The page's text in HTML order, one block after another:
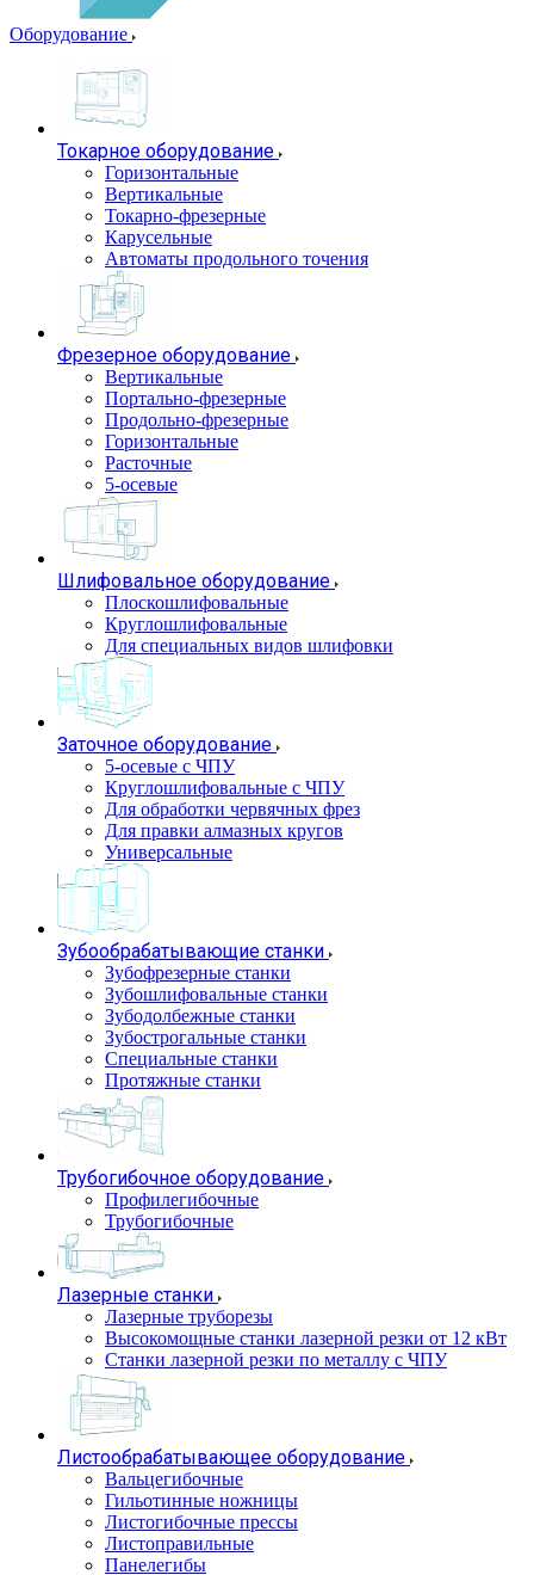
Оборудование
Токарное оборудование
Горизонтальные
Вертикальные
Токарно-фрезерные
Карусельные
Автоматы продольного точения
Фрезерное оборудование
Вертикальные
Портально-фрезерные
Продольно-фрезерные
Горизонтальные
Расточные
5-осевые
Шлифовальное оборудование
Плоскошлифовальные
Круглошлифовальные
Для специальных видов шлифовки
Заточное оборудование
5-осевые с ЧПУ
Круглошлифовальные с ЧПУ
Для обработки червячных фрез
Для правки алмазных кругов
Универсальные
Зубообрабатывающие станки
Зубофрезерные станки
Зубошлифовальные станки
Зубодолбежные станки
Зубострогальные станки
Специальные станки
Протяжные станки
Трубогибочное оборудование
Профилегибочные
Трубогибочные
Лазерные станки
Лазерные труборезы
Высокомощные станки лазерной резки от 12 кВт
Станки лазерной резки по металлу с ЧПУ
Листообрабатывающее оборудование
Вальцегибочные
Гильотинные ножницы
Листогибочные прессы
Листоправильные
Панелегибы